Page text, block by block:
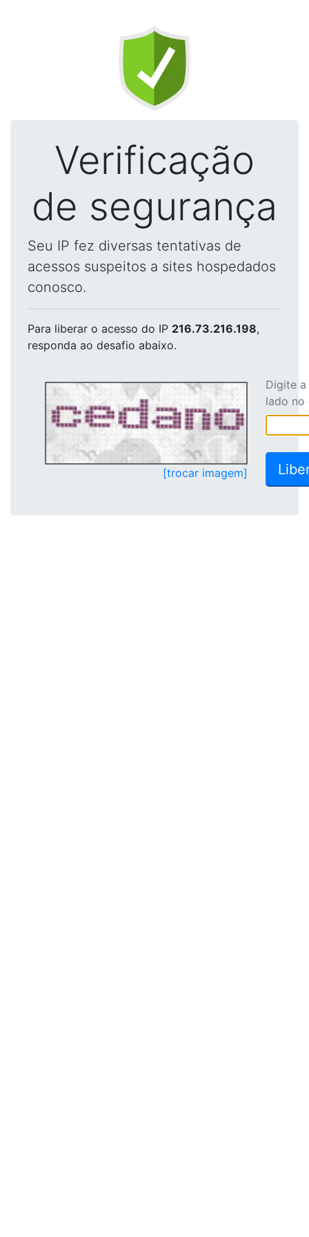
Verificação
de segurança
Seu IP fez diversas tentativas de
acessos suspeitos a sites hospedados
conosco.
Para liberar o acesso do IP 216.73.216.198,
responda ao desafio abaixo.
[trocar imagem]
Digite
lado no